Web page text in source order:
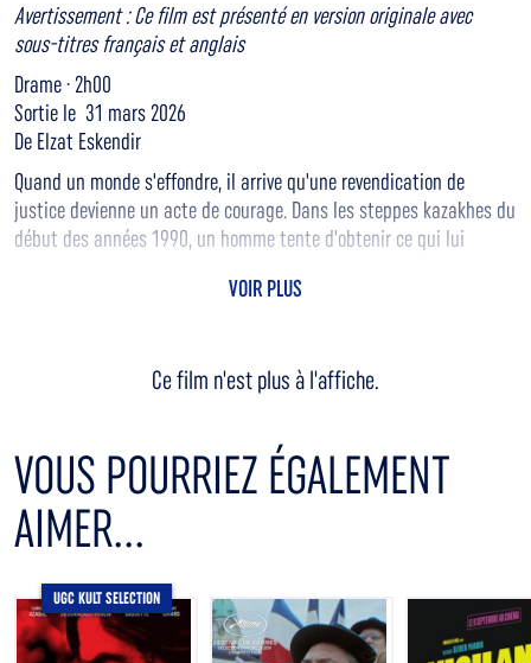
Avertissement : Ce film est présenté en version originale avec
sous-titres français et anglais
Drame · 2h00
Sortie le 31 mars 2026
De Elzat Eskendir
Quand un monde s'effondre, il arrive qu'une revendication de
justice devienne un acte de courage. Dans les steppes kazakhes du
début des années 1990, un homme tente d'obtenir ce qui lui
brutalité d'un monde qui bascule : la chute de l'Union soviétique a
frappe par sa puissance visuelle et son regard sans concession sur
un contexte culturel précis et impose la voix singulière d'un
cinéaste attentif aux oubliés de l'Histoire.
VOIR PLUS
Ce film n'est plus à l'affiche.
VOUS POURRIEZ ÉGALEMENT
AIMER...
UGC KULT SELECTION